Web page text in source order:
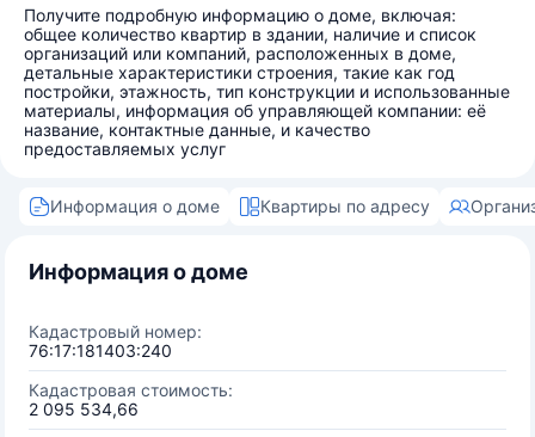
Получите подробную информацию о доме, включая:
общее количество квартир в здании, наличие и список
организаций или компаний, расположенных в доме,
детальные характеристики строения, такие как год
постройки, этажность, тип конструкции и использованные
материалы, информация об управляющей компании: её
название, контактные данные, и качество
предоставляемых услуг
Информация о доме Квартиры по адресу
Информация о доме
Кадастровый номер:
76:17:181403:240
Кадастровая стоимость:
2 095 534,66